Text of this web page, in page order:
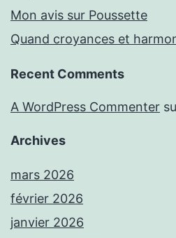
Mon avis sur Poussette
Quand croyances et
Recent Comments
A WordPress Commenter
Archives
mars 2026
février 2026
janvier 2026